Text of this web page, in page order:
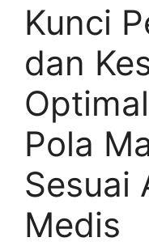
Kunci
dan
Pola
Sesuai
Medis